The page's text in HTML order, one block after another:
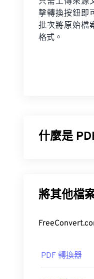
擊轉換按鈕即
批次將原始檔
格式。
什麼是
何裝置或作業
如何開啟
大多數人在需
將其他檔
PDF 轉換器